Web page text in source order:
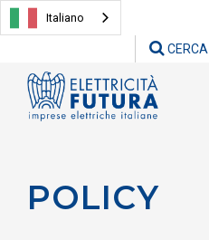
Italiano
CERCA
POLICY